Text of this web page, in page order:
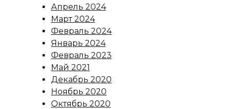
Апрель 2024
Март 2024
Февраль 2024
Январь 2024
Февраль 2023
Май 2021
Декабрь 2020
Ноябрь 2020
Октябрь 2020